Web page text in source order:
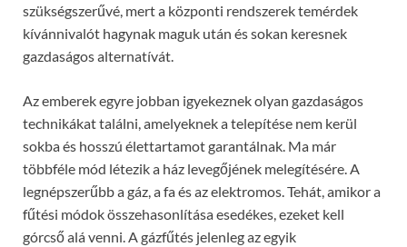
szükségszerűvé, mert a központi rendszerek temérdek
kívánnivalót hagynak maguk után és sokan keresnek
gazdaságos alternatívát.
Az emberek egyre jobban igyekeznek olyan gazdaságos
technikákat találni, amelyeknek a telepítése nem kerül
sokba és hosszú élettartamot garantálnak. Ma már
többféle mód létezik a ház levegőjének melegítésére. A
legnépszerűbb a gáz, a fa és az elektromos. Tehát, amikor a
fűtési módok összehasonlítása esedékes, ezeket kell
górcső alá venni. A gázfűtés jelenleg az egyik